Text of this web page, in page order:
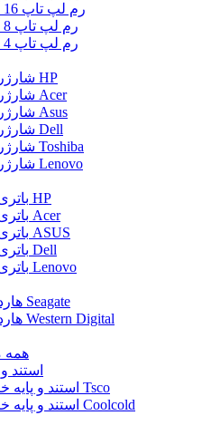
رم لپ تاپ 16 گیگابایت
رم لپ تاپ 8 گیگابایت
رم لپ تاپ 4 گیگابایت
شارژر لپ تاپ HP
شارژر لپ تاپ Acer
شارژر لپ تاپ Asus
شارژر لپ تاپ Dell
شارژر لپ تاپ Toshiba
شارژر لپ تاپ Lenovo
باتری لپ تاپ HP
باتری لپ تاپ Acer
باتری لپ تاپ ASUS
باتری لپ تاپ Dell
باتری لپ تاپ Lenovo
هارد لپ تاپ Seagate
هارد لپ تاپ Western Digital
همه
استند
استند و پایه خنک کننده Tsco
استند و پایه خنک کننده Coolcold